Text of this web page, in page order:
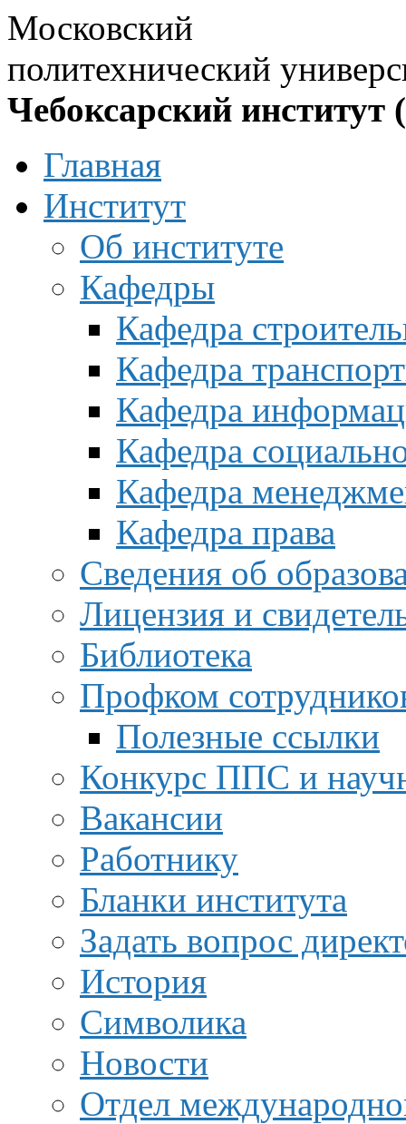
Московский
политехнический
Чебоксарский институт
Главная
Институт
Об институте
Кафедры
Кафедра
Кафедра
Кафедра
Кафедра
Кафедра
Кафедра права
Сведения об
Лицензия и
Библиотека
Профком
Полезные ссылки
Конкурс ППС и
Вакансии
Работнику
Бланки института
Задать вопрос
История
Символика
Новости
Отдел